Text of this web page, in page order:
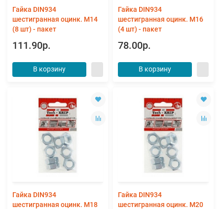
Гайка DIN934
шестигранная оцинк. М14
(8 шт) - пакет
111.90р.
В корзину
Гайка DIN934
шестигранная оцинк. М16
(4 шт) - пакет
78.00р.
В корзину
Гайка DIN934
шестигранная оцинк. М18
Гайка DIN934
шестигранная оцинк. М20